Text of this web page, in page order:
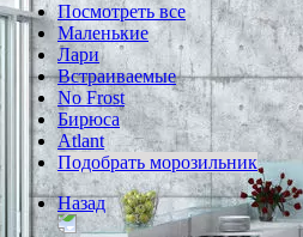
Посмотреть все
Маленькие
Лари
Встраиваемые
No Frost
Бирюса
Atlant
Подобрать морозильник
Назад